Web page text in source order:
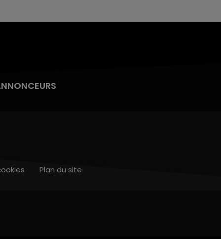
Plan du site